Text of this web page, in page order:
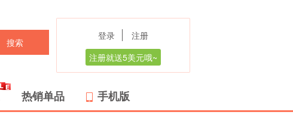
搜索
登录
注册
注册就送5美元哦~
热销单品 手机版